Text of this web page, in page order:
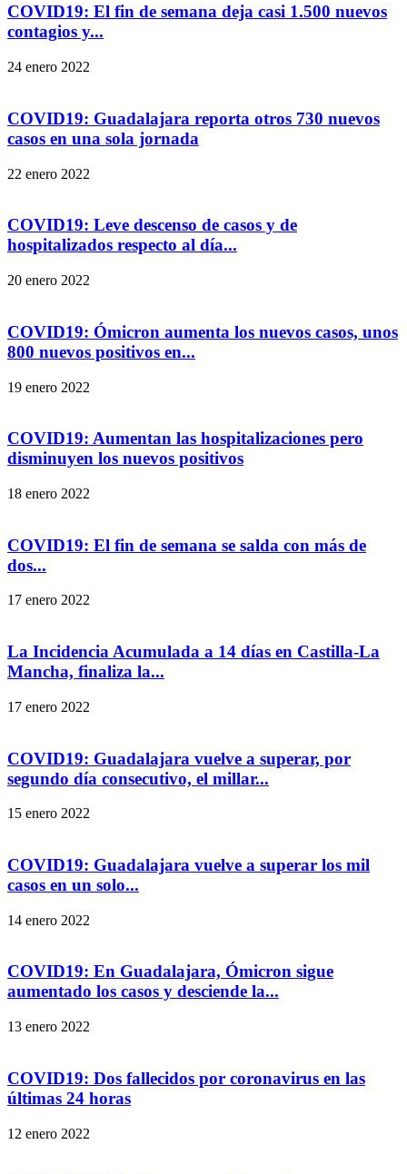
COVID19: El fin de semana deja casi 1.500 nuevos
contagios y...
24 enero 2022
COVID19: Guadalajara reporta otros 730 nuevos
casos en una sola jornada
22 enero 2022
COVID19: Leve descenso de casos y de
hospitalizados respecto al día...
20 enero 2022
COVID19: Ómicron aumenta los nuevos casos, unos
800 nuevos positivos en...
19 enero 2022
COVID19: Aumentan las hospitalizaciones pero
disminuyen los nuevos positivos
18 enero 2022
COVID19: El fin de semana se salda con más de
dos...
17 enero 2022
La Incidencia Acumulada a 14 días en Castilla-La
Mancha, finaliza la...
17 enero 2022
COVID19: Guadalajara vuelve a superar, por
segundo día consecutivo, el millar...
15 enero 2022
COVID19: Guadalajara vuelve a superar los mil
casos en un solo...
14 enero 2022
COVID19: En Guadalajara, Ómicron sigue
aumentado los casos y desciende la...
13 enero 2022
COVID19: Dos fallecidos por coronavirus en las
últimas 24 horas
12 enero 2022